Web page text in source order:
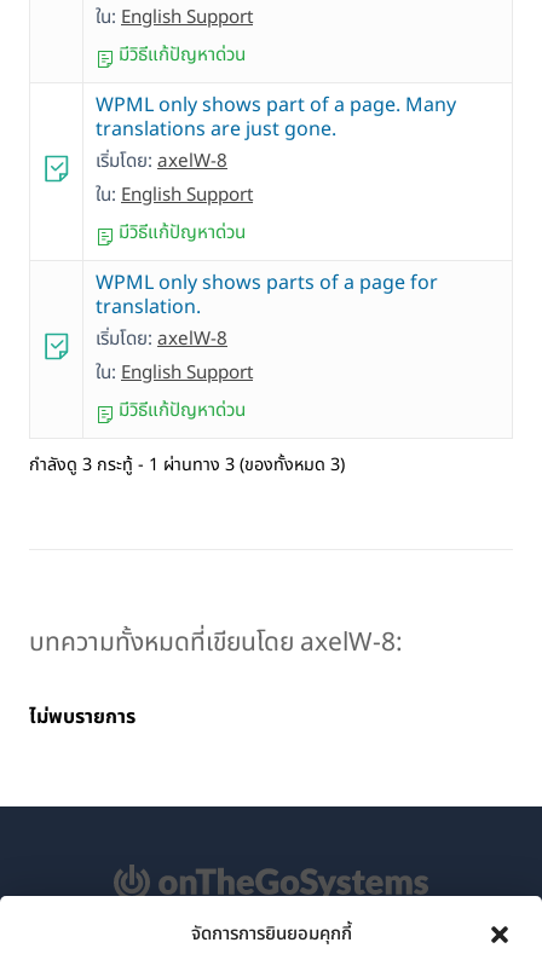
จัดการการยินยอมคุกกี้
ใน: English Support
มีวิธีแก้ปัญหาด่วน
WPML only shows part of a page. Many
translations are just gone.
เริ่มโดย: axelW-8
ใน: English Support
มีวิธีแก้ปัญหาด่วน
WPML only shows parts of a page for
translation.
เริ่มโดย: axelW-8
ใน: English Support
มีวิธีแก้ปัญหาด่วน
กำลังดู 3 กระทู้ - 1 ผ่านทาง 3 (ของทั้งหมด 3)
บทความทั้งหมดที่เขียนโดย axelW-8:
ไม่พบรายการ